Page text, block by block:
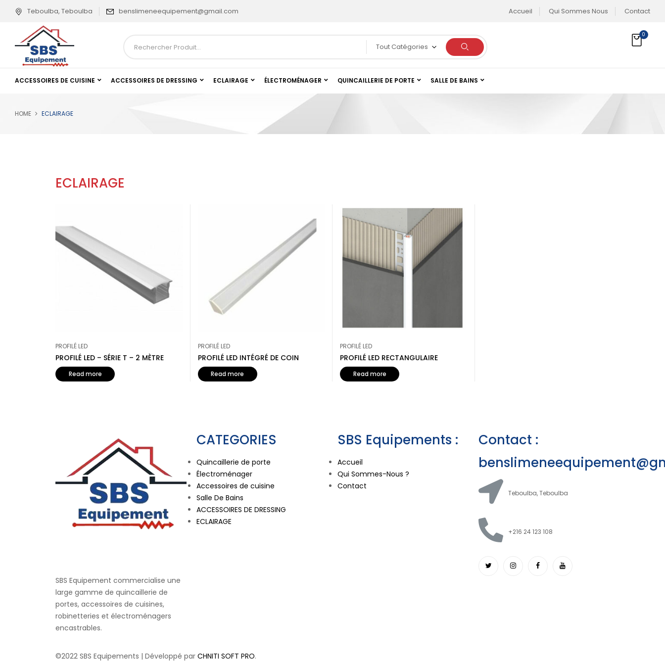
Teboulba, Teboulba benslimeneequipement@gmail.com Accueil Qui Sommes Nous Contact
Tout Catégories
0
ACCESSOIRES DE CUISINE ACCESSOIRES DE DRESSING ECLAIRAGE ÉLECTROMÉNAGER QUINCAILLERIE DE PORTE SALLE DE BAINS
HOME ECLAIRAGE
ECLAIRAGE
PROFILÉ LED
PROFILÉ LED – SÉRIE T – 2 MÈTRE
Read more
PROFILÉ LED
PROFILÉ LED INTÉGRÉ DE COIN
Read more
PROFILÉ LED
PROFILÉ LED RECTANGULAIRE
Read more
SBS Equipement commercialise une
large gamme de quincaillerie de
portes, accessoires de cuisines,
robinetteries et électroménagers
encastrables.
CATEGORIES
Quincaillerie de porte
Électroménager
Accessoires de cuisine
Salle De Bains
ACCESSOIRES DE DRESSING
ECLAIRAGE
SBS Equipements :
Accueil
Qui Sommes-Nous ?
Contact
Contact :
Teboulba, Teboulba
+216 24 123 108
©2022 SBS Equipements | Développé par CHNITI SOFT PRO.